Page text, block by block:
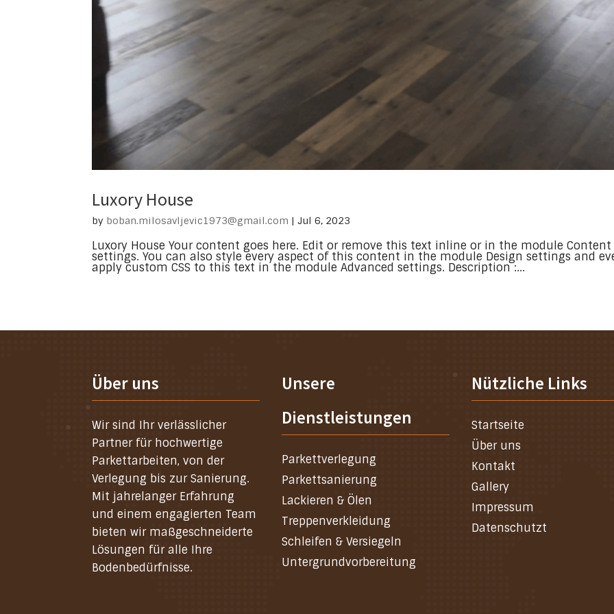
Luxory House
by boban.milosavljevic1973@gmail.com |Jul 6, 2023
Luxory House Your content goes here. Edit or remove this text inline or in the module Content
settings. You can also style every aspect of this content in the module Design settings and
apply custom CSS to this text in the module Advanced settings. Description :...
Über uns
Wir sind Ihr verlässlicher
Partner für hochwertige
Parkettarbeiten, von der
Verlegung bis zur Sanierung.
Mit jahrelanger Erfahrung
und einem engagierten Team
bieten wir maßgeschneiderte
Lösungen für alle Ihre
Bodenbedürfnisse.
Unsere
Dienstleistungen
Parkettverlegung
Parkettsanierung
Lackieren & Ölen
Treppenverkleidung
Schleifen & Versiegeln
Untergrundvorbereitung
Nützliche Links
Startseite
Über uns
Kontakt
Gallery
Impressum
Datenschutzt